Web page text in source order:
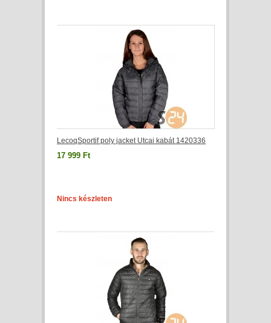
LecoqSportif poly jacket Utcai kabát 1420336
17 999 Ft
Nincs készleten